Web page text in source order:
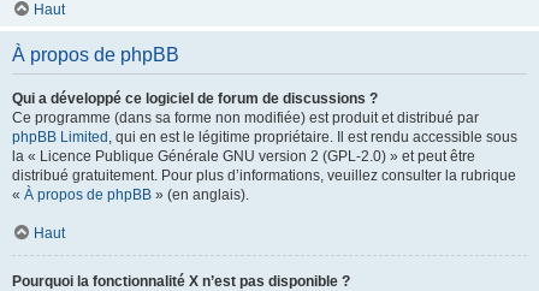
Haut
À propos de phpBB
Qui a développé ce logiciel de forum de discussions ?
Ce programme (dans sa forme non modifiée) est produit et distribué par
phpBB Limited , qui en est le légitime propriétaire. Il est rendu accessible sous
la « Licence Publique Générale GNU version 2 (GPL-2.0) » et peut être
distribué gratuitement. Pour plus d’informations, veuillez consulter la rubrique
« À propos de phpBB » (en anglais).
Haut
Pourquoi la fonctionnalité X n’est pas disponible ?